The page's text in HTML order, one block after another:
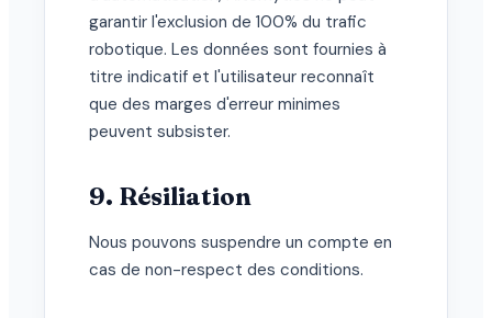
garantir l'exclusion de 100% du trafic
robotique. Les données sont fournies à
titre indicatif et l'utilisateur reconnaît
que des marges d'erreur minimes
peuvent subsister.
9. Résiliation
Nous pouvons suspendre un compte en
cas de non-respect des conditions.